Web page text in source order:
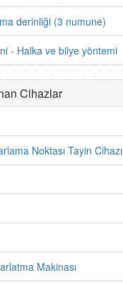
derinliği (3 numune)
- Halka ve bilye yöntemi
Cihazlar
Noktası Tayin Cihazı
Makinası